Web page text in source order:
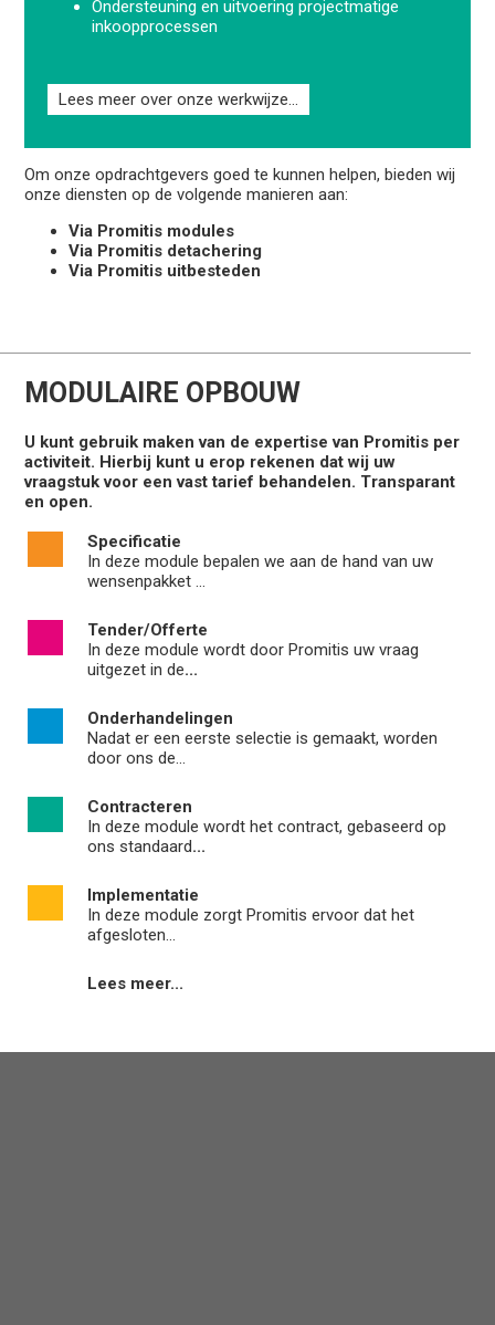
Ondersteuning en uitvoering projectmatige
inkoopprocessen
Lees meer over onze werkwijze...
Om onze opdrachtgevers goed te kunnen helpen, bieden wij
onze diensten op de volgende manieren aan:
Via Promitis modules
Via Promitis detachering
Via Promitis uitbesteden
MODULAIRE OPBOUW
U kunt gebruik maken van de expertise van Promitis per
activiteit. Hierbij kunt u erop rekenen dat wij uw
vraagstuk voor een vast tarief behandelen. Transparant
en open.
Specificatie
In deze module bepalen we aan de hand van uw
wensenpakket ...
Tender/Offerte
In deze module wordt door Promitis uw vraag
uitgezet in de...
Onderhandelingen
Nadat er een eerste selectie is gemaakt, worden
door ons de...
Contracteren
In deze module wordt het contract, gebaseerd op
ons standaard...
Implementatie
In deze module zorgt Promitis ervoor dat het
afgesloten...
Lees meer...